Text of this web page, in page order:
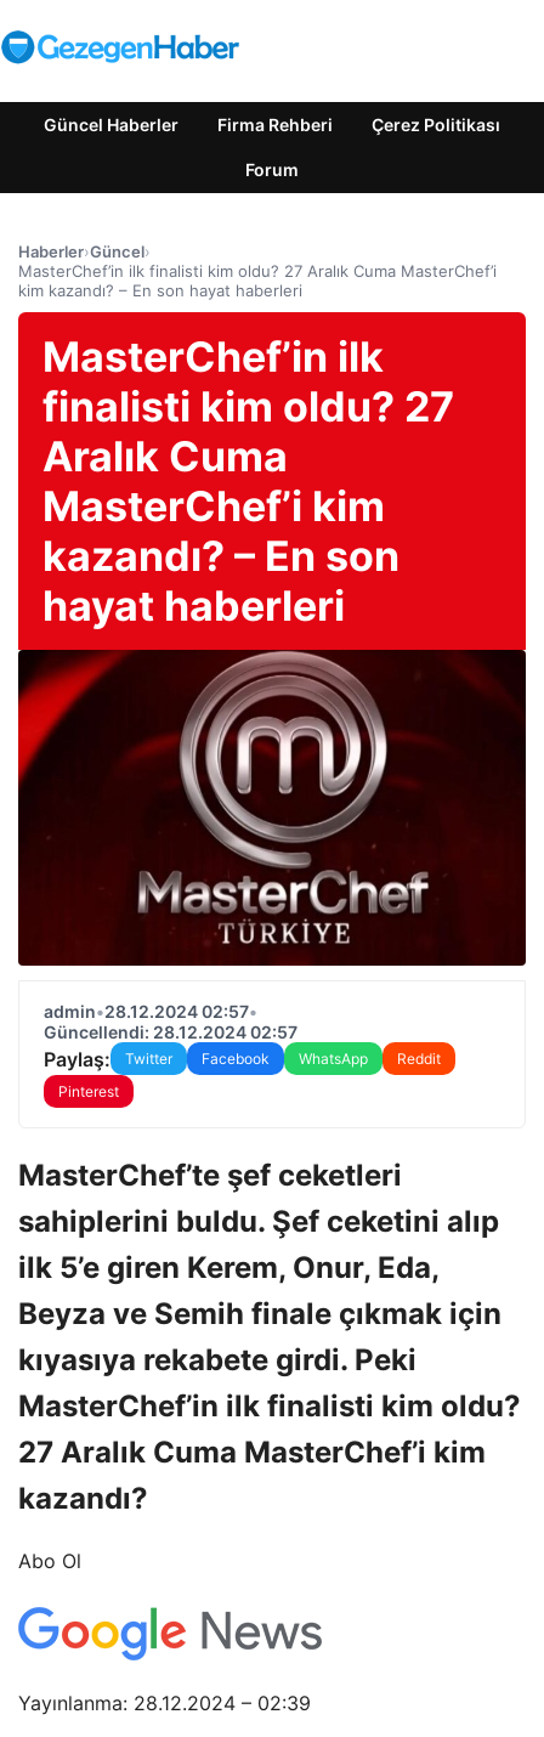
Güncel Haberler Firma Rehberi Çerez Politikası
Forum
Haberler›Güncel›
MasterChef’in ilk finalisti kim oldu? 27 Aralık Cuma MasterChef’i
kim kazandı? – En son hayat haberleri
MasterChef’in ilk
finalisti kim oldu? 27
Aralık Cuma
MasterChef’i kim
kazandı? – En son
hayat haberleri
admin•28.12.2024 02:57•
Güncellendi: 28.12.2024 02:57
Paylaş: Twitter Facebook WhatsApp
Reddit
Pinterest
MasterChef’te şef ceketleri
sahiplerini buldu. Şef ceketini alıp
ilk 5’e giren Kerem, Onur, Eda,
Beyza ve Semih finale çıkmak için
kıyasıya rekabete girdi. Peki
MasterChef’in ilk finalisti kim oldu?
27 Aralık Cuma MasterChef’i kim
kazandı?
Abo Ol
Yayınlanma: 28.12.2024 – 02:39